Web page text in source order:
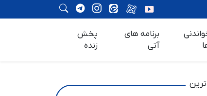
برنامه های
آتی
پخش
زنده